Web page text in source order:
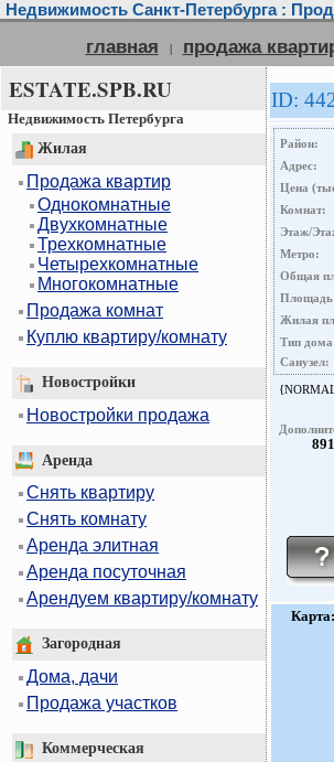
Недвижимость Санкт-Петербурга :
главная | продажа
ESTATE.SPB.RU
Недвижимость Петербурга
Жилая
Продажа квартир
Однокомнатные
Двухкомнатные
Трехкомнатные
Четырехкомнатные
Многокомнатные
Продажа комнат
Куплю квартиру/комнату
Новостройки
Новостройки продажа
Аренда
Снять квартиру
Снять комнату
Аренда элитная
Аренда посуточная
Арендуем квартиру/комнату
Загородная
Дома, дачи
Продажа участков
Коммерческая
ID:
Район:
Адрес:
Цена
Комнат:
Этаж/
Метро:
Общая
Площадь
Жилая
Тип
Санузел:
Карта: